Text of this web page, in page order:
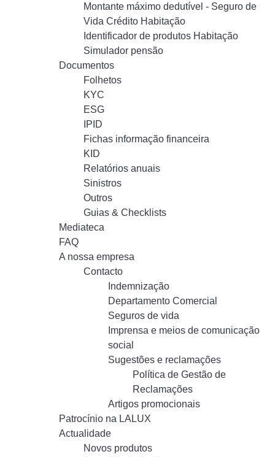
Montante máximo dedutível - Seguro de
Vida Crédito Habitação
Identificador de produtos Habitação
Simulador pensão
Documentos
Folhetos
KYC
ESG
IPID
Fichas informação financeira
KID
Relatórios anuais
Sinistros
Outros
Guias & Checklists
Mediateca
FAQ
A nossa empresa
Contacto
Indemnização
Departamento Comercial
Seguros de vida
Imprensa e meios de comunicação
social
Sugestões e reclamações
Política de Gestão de
Reclamações
Artigos promocionais
Patrocínio na LALUX
Actualidade
Novos produtos